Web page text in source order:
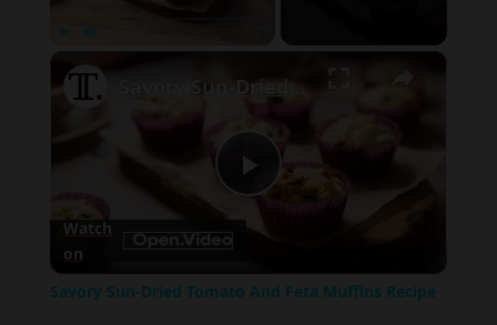
×
Play
Savory Sun-Dried Tomato And Feta Muffins Recipe
Watch
on
Savory Sun-Dried Tomato And Feta Muffins Recipe